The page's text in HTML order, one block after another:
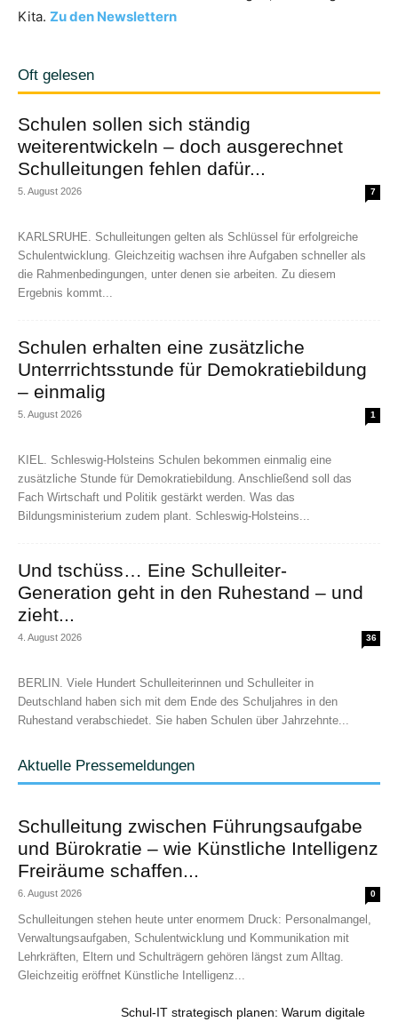
Kita. Zu den Newslettern
Oft gelesen
Schulen sollen sich ständig
weiterentwickeln – doch ausgerechnet
Schulleitungen fehlen dafür...
5. August 2026 7
KARLSRUHE. Schulleitungen gelten als Schlüssel für erfolgreiche
Schulentwicklung. Gleichzeitig wachsen ihre Aufgaben schneller als
die Rahmenbedingungen, unter denen sie arbeiten. Zu diesem
Ergebnis kommt...
Schulen erhalten eine zusätzliche
Unterrrichtsstunde für Demokratiebildung
– einmalig
5. August 2026 1
KIEL. Schleswig-Holsteins Schulen bekommen einmalig eine
zusätzliche Stunde für Demokratiebildung. Anschließend soll das
Fach Wirtschaft und Politik gestärkt werden. Was das
Bildungsministerium zudem plant. Schleswig-Holsteins...
Und tschüss… Eine Schulleiter-
Generation geht in den Ruhestand – und
zieht...
4. August 2026 36
BERLIN. Viele Hundert Schulleiterinnen und Schulleiter in
Deutschland haben sich mit dem Ende des Schuljahres in den
Ruhestand verabschiedet. Sie haben Schulen über Jahrzehnte...
Aktuelle Pressemeldungen
Schulleitung zwischen Führungsaufgabe
und Bürokratie – wie Künstliche Intelligenz
Freiräume schaffen...
6. August 2026 0
Schulleitungen stehen heute unter enormem Druck: Personalmangel,
Verwaltungsaufgaben, Schulentwicklung und Kommunikation mit
Lehrkräften, Eltern und Schulträgern gehören längst zum Alltag.
Gleichzeitig eröffnet Künstliche Intelligenz...
Schul-IT strategisch planen: Warum digitale